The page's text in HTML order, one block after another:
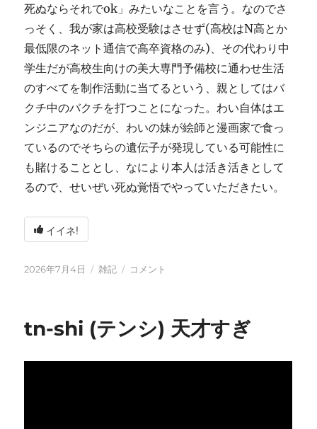
死ぬならそれでok」みたいなことを言う。なのでさ
っそく、我が家は高校受験はさせず(高校はN高とか
最低限のネット通信で高卒資格のみ)、その代わり中
学生だが高校生向けの美大専門予備校に通わせ生活
のすべてを制作活動に当てるという、親としてはバ
クチ中のバクチを打つことになった。わい自体はエ
ンジニアなのだが、わいの妹が絵師と漫画家で食っ
ているのでそちらの遺伝子が発現している可能性に
も賭けることとし、なにより本人は活き活きとして
るので、せいぜい死ぬ覚悟でやっていただきたい。
イイネ!
投
2026年7月4日
カ
ー
雑記
い
と
コメント
tn-shi (テンシ) 天才すぎ